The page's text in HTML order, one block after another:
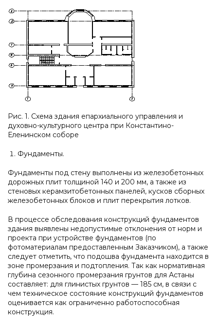
Рис. 1. Схема здания епархиального управления и
духовно-культурного центра при Константино-
Еленинском соборе
Фундаменты.
Фундаменты под стену выполнены из железобетонных
дорожных плит толщиной 140 и 200 мм, а также из
стеновых керамзитобетонных панелей, кусков сборных
железобетонных блоков и плит перекрытия лотков.
В процессе обследования конструкций фундаментов
здания выявлены недопустимые отклонения от норм и
проекта при устройстве фундаментов (по
фотоматериалам предоставленным Заказчиком), а также
следует отметить, что подошва фундамента находится в
зоне промерзания и подтопления. Так как нормативная
глубина сезонного промерзания грунтов для Астаны
составляет: для глинистых грунтов — 185 см, в связи с
чем техническое состояние конструкций фундаментов
оценивается как ограниченно работоспособная
конструкция.